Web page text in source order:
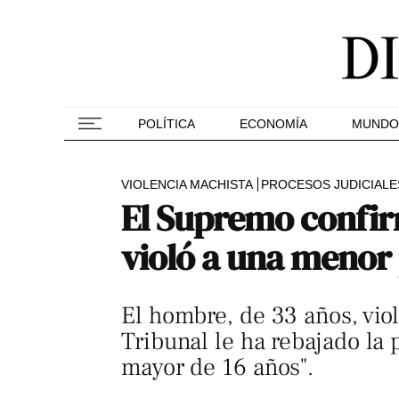
POLÍTICA ECONOMÍA MUNDO
VIOLENCIA MACHISTA PROCESOS
El Supremo
violó a una
El hombre, de 33 años,
Tribunal le ha rebajado la
mayor de 16 años".